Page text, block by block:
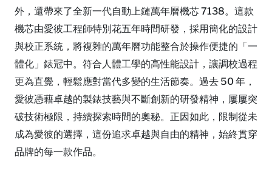
外，還帶來了全新一代自動上鏈萬年曆機芯 7138。這款
機芯由愛彼工程師特別花五年時間研發，採用簡化的設計
與校正系統，將複雜的萬年曆功能整合於操作便捷的「一
體化」錶冠中。符合人體工學的高性能設計，讓調校過程
更為直覺，輕鬆應對當代多變的生活節奏。過去 50 年，
愛彼憑藉卓越的製錶技藝與不斷創新的研發精神，屢屢突
破技術極限，持續探索時間的奧秘。正因如此，限制從未
成為愛彼的選擇，這份追求卓越與自由的精神，始終貫穿
品牌的每一款作品。